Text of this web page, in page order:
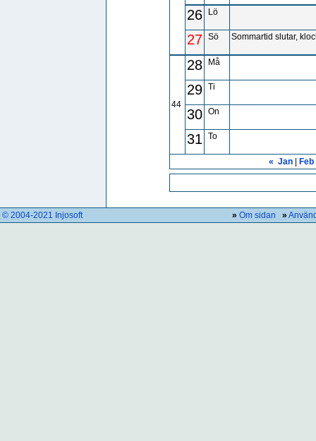
26 Lö
27 Sö Sommartid slutar,
44
28 Må
29 Ti
30 On
31 To
« Jan| Feb
© 2004-2021 Injosoft » Om sidan »